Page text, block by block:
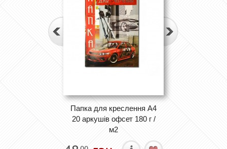
Папка для креслення А4
20 аркушів офсет 180 г /
м2